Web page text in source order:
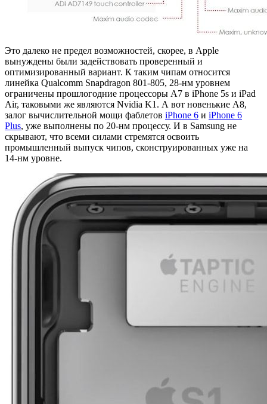
Это далеко не предел возможностей, скорее, в Apple
вынуждены были задействовать проверенный и
оптимизированный вариант. К таким чипам относится
линейка Qualcomm Snapdragon 801-805, 28-нм уровнем
ограничены прошлогодние процессоры A7 в iPhone 5s и iPad
Air, таковыми же являются Nvidia K1. А вот новенькие A8,
залог вычислительной мощи фаблетов iPhone 6 и iPhone 6
Plus, уже выполнены по 20-нм процессу. И в Samsung не
скрывают, что всеми силами стремятся освоить
промышленный выпуск чипов, сконструированных уже на
14-нм уровне.